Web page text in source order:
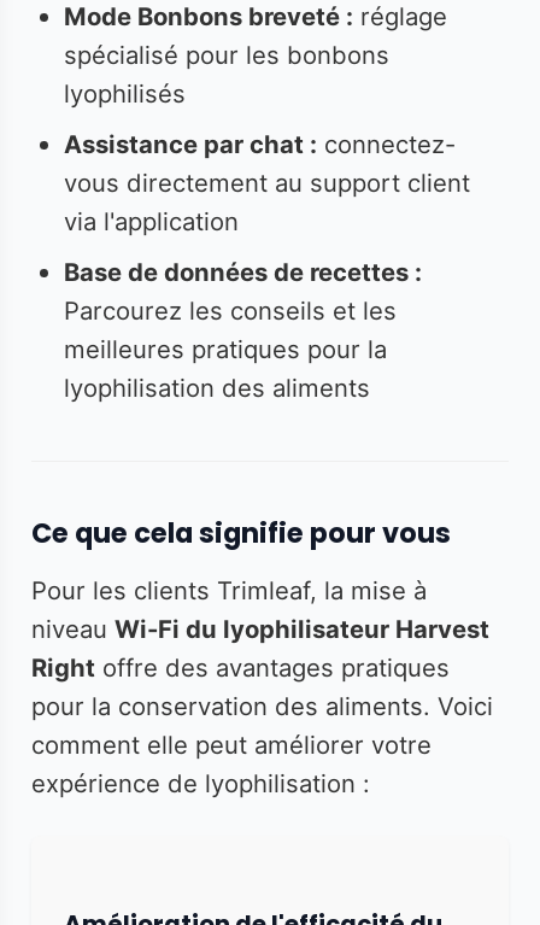
Mode Bonbons breveté : réglage
spécialisé pour les bonbons
lyophilisés
Assistance par chat : connectez-
vous directement au support client
via l'application
Base de données de recettes :
Parcourez les conseils et les
meilleures pratiques pour la
lyophilisation des aliments
Ce que cela signifie pour vous
Pour les clients Trimleaf, la mise à
niveauWi-Fi du lyophilisateur Harvest
Right offre des avantages pratiques
pour la conservation des aliments. Voici
comment elle peut améliorer votre
expérience de lyophilisation :